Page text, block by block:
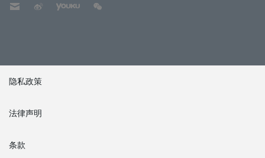
隐私政策
法律声明
条款